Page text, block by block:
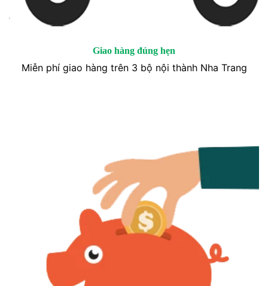
Giao hàng đúng hẹn
Miễn phí giao hàng trên 3 bộ nội thành Nha Trang